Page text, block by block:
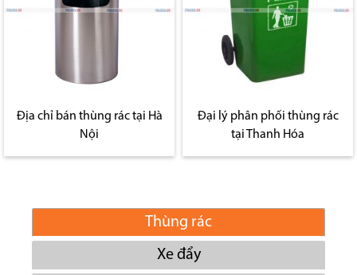
Địa chỉ bán thùng rác tại Hà
Nội
Đại lý phân phối thùng rác
tại Thanh Hóa
Thùng rác
Xe đẩy